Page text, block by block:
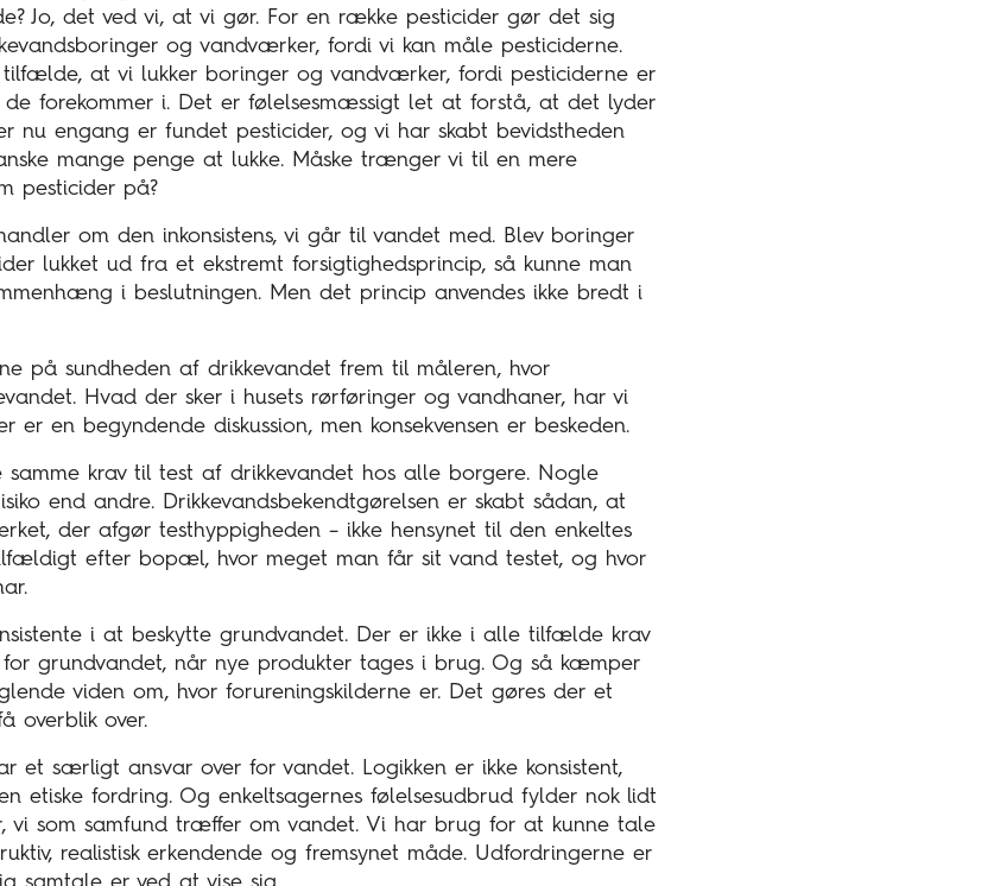
Jo, det ved vi, at vi gør. For en række pesticider gør det sig
og vandværker, fordi vi kan måle pesticiderne.
at vi lukker boringer og vandværker, fordi pesticiderne er
forekommer i. Det er følelsesmæssigt let at forstå, at det lyder
nu engang er fundet pesticider, og vi har skabt bevidstheden
mange penge at lukke. Måske trænger vi til en mere
pesticider på?
om den inkonsistens, vi går til vandet med. Blev boringer
lukket ud fra et ekstremt forsigtighedsprincip, så kunne man
i beslutningen. Men det princip anvendes ikke bredt i
på sundheden af drikkevandet frem til måleren, hvor
Hvad der sker i husets rørføringer og vandhaner, har vi
er en begyndende diskussion, men konsekvensen er beskeden.
samme krav til test af drikkevandet hos alle borgere. Nogle
end andre. Drikkevandsbekendtgørelsen er skabt sådan, at
der afgør testhyppigheden – ikke hensynet til den enkeltes
efter bopæl, hvor meget man får sit vand testet, og hvor
i at beskytte grundvandet. Der er ikke i alle tilfælde krav
for grundvandet, når nye produkter tages i brug. Og så kæmper
viden om, hvor forureningskilderne er. Det gøres der et
overblik over.
et særligt ansvar over for vandet. Logikken er ikke konsistent,
etiske fordring. Og enkeltsagernes følelsesudbrud fylder nok lidt
vi som samfund træffer om vandet. Vi har brug for at kunne tale
realistisk erkendende og fremsynet måde. Udfordringerne er